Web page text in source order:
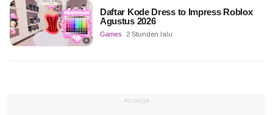
Daftar Kode Dress to Impress Roblox
Agustus 2026
Games 2 Stunden lalu
Anzeige